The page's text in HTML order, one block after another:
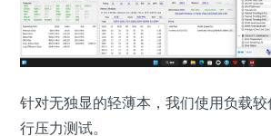
针对无独显的轻薄本，我们使用负载较
行压力测试。